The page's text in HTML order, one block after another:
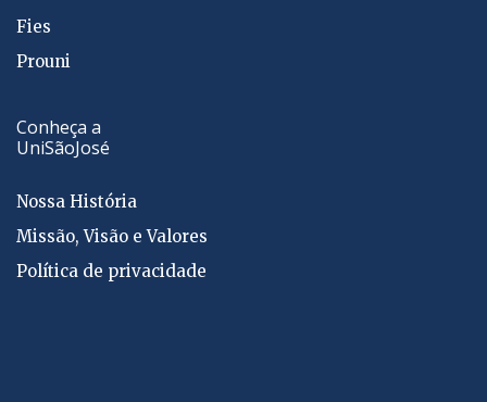
Fies
Prouni
Conheça a
UniSãoJosé
Nossa História
Missão, Visão e Valores
Política de privacidade